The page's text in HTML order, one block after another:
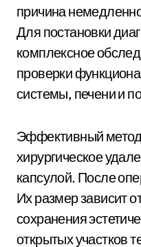
причина
Для постановки
комплексное
проверки
системы, печени и
Эффективный
хирургическое
капсулой. После
Их размер зависит
сохранения
открытых участков